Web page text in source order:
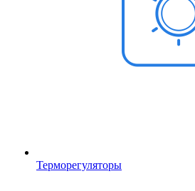
Терморегуляторы